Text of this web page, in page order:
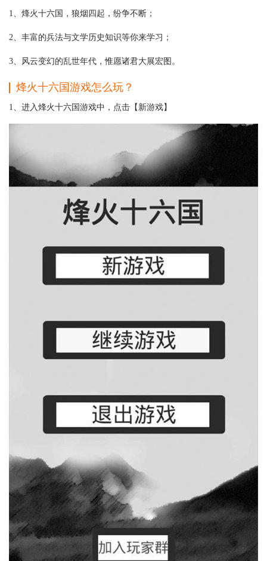
1、烽火十六国，狼烟四起，纷争不断；
2、丰富的兵法与文学历史知识等你来学习；
3、风云变幻的乱世年代，惟愿诸君大展宏图。
烽火十六国游戏怎么玩？
1、进入烽火十六国游戏中，点击【新游戏】